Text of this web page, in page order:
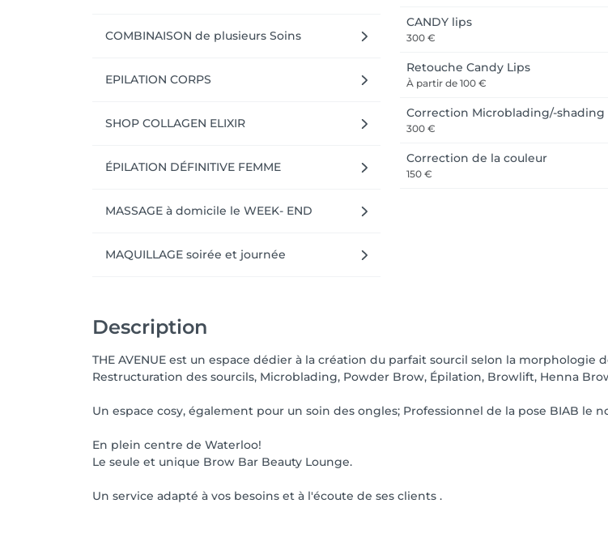
COMBINAISON de plusieurs Soins
EPILATION CORPS
SHOP COLLAGEN ELIXIR
ÉPILATION DÉFINITIVE FEMME
MASSAGE à domicile le WEEK- END
MAQUILLAGE soirée et journée
CANDY lips
300 €
Retouche Candy Lips
À partir de 100 €
Correction Microblading/-shading
300 €
Correction de la couleur
150 €
Description
THE AVENUE est un espace dédier à la création du parfait sourcil selon la morphologie
Restructuration des sourcils, Microblading, Powder Brow, Épilation, Browlift, Henna
Un espace cosy, également pour un soin des ongles; Professionnel de la pose BIAB le
En plein centre de Waterloo!
Le seule et unique Brow Bar Beauty Lounge.
Un service adapté à vos besoins et à l'écoute de ses clients .